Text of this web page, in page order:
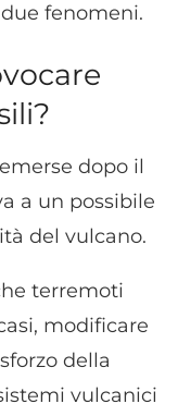
fenomeni.
dopo il
a un possibile
del vulcano.
terremoti
modificare
della
vulcanici